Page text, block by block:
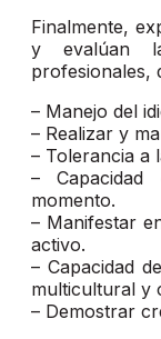
Finalmente,
y evalúan
profesionales,
– Manejo del
– Realizar y
– Tolerancia a
–
momento.
– Manifestar
activo.
– Capacidad
multicultural y
– Demostrar